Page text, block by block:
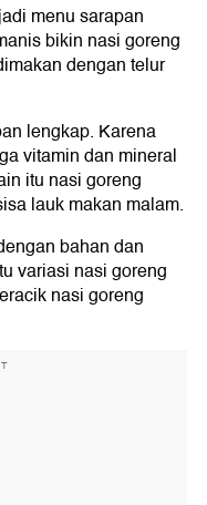
menu sarapan
bikin nasi goreng
dengan telur
lengkap. Karena
vitamin dan mineral
itu nasi goreng
lauk makan malam.
bahan dan
variasi nasi goreng
nasi goreng